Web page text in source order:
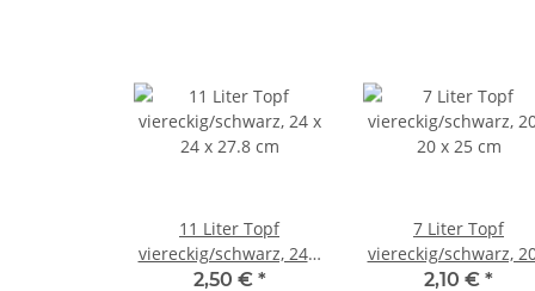
11 Liter Topf
viereckig/schwarz, 24 x
24 x 27.8 cm
2,50 € *
7 Liter Topf
viereckig/schwarz,
20 x 25 cm
2,10 € *